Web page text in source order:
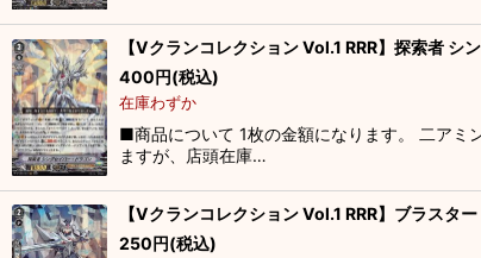
【Vクランコレクション Vol.1 RRR】探索者
400円(税込)
在庫わずか
■商品について 1枚の金額になります。 二アミ
ますが、店頭在庫…
【Vクランコレクション Vol.1 RRR】ブラス
250円(税込)